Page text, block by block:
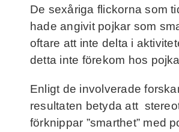
De sexåriga flickorna som
hade angivit pojkar som
oftare att inte delta i
detta inte förekom hos
Enligt de involverade
resultaten betyda att
förknippar ”smarthet” med